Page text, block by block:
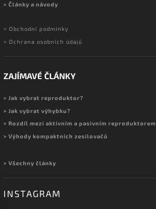
> Články a návody
> Obchodní podmínky
> Ochrana osobních údajů
ZAJÍMAVÉ ČLÁNKY
> Jak vybrat reproduktor?
> Jak vybrat výhybku?
> Rozdíl mezi aktivním a pasivním reproduktorem
> Výhody kompaktních zesilovačů
> Všechny články
INSTAGRAM